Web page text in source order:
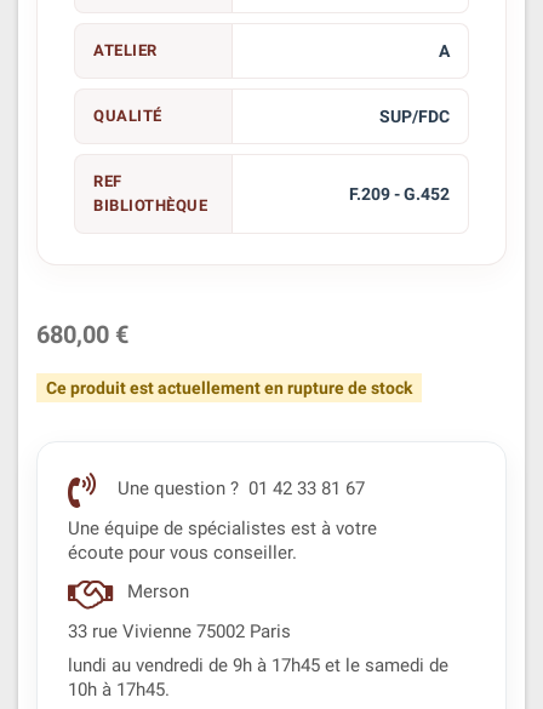
ATELIER A
QUALITÉ SUP/FDC
REF
BIBLIOTHÈQUE
F.209 - G.452
680,00 €
Ce produit est actuellement en rupture de stock
Une question ? 01 42 33 81 67
Une équipe de spécialistes est à votre
écoute pour vous conseiller.
Merson
33 rue Vivienne 75002 Paris
lundi au vendredi de 9h à 17h45 et le samedi de
10h à 17h45.